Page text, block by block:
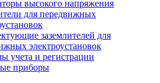
высокого напряжения
для передвижных
заземлителей для
электроустановок
учета и регистрации
приборы